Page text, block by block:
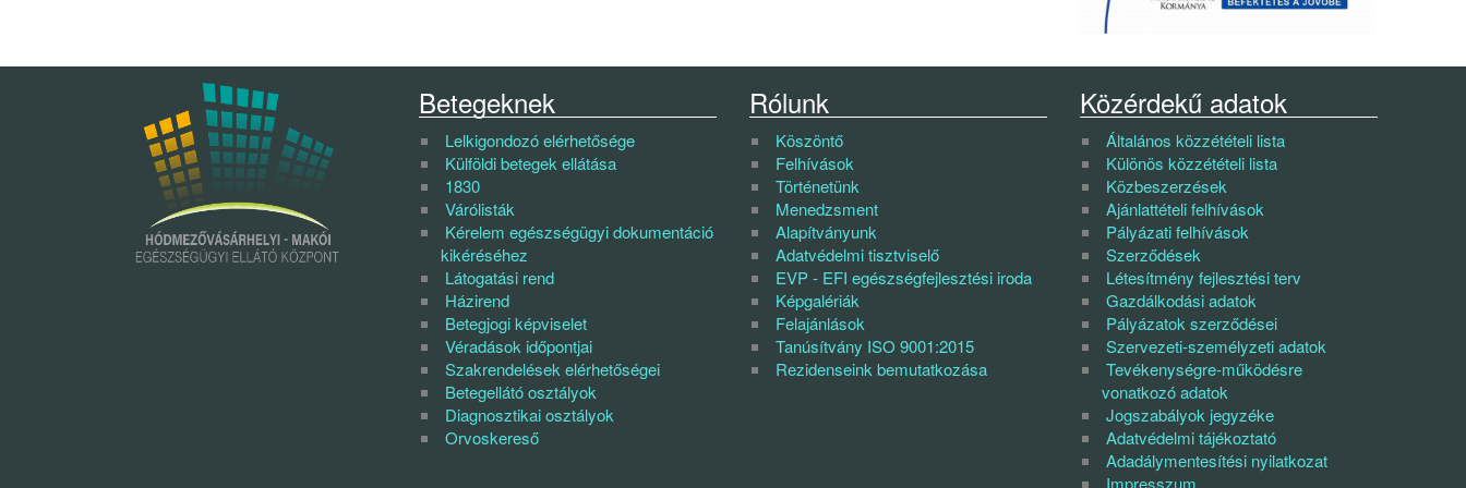
Betegeknek
Lelkigondozó elérhetősége
Külföldi betegek ellátása
1830
Várólisták
Kérelem egészségügyi dokumentáció
kikéréséhez
Látogatási rend
Házirend
Betegjogi képviselet
Véradások időpontjai
Szakrendelések elérhetőségei
Betegellátó osztályok
Diagnosztikai osztályok
Orvoskereső
Rólunk
Köszöntő
Felhívások
Történetünk
Menedzsment
Alapítványunk
Adatvédelmi tisztviselő
EVP - EFI egészségfejlesztési iroda
Képgalériák
Felajánlások
Tanúsítvány ISO 9001:2015
Rezidenseink bemutatkozása
Közérdekű adatok
Általános közzétételi lista
Különös közzétételi lista
Közbeszerzések
Ajánlattételi felhívások
Pályázati felhívások
Szerződések
Létesítmény fejlesztési terv
Gazdálkodási adatok
Pályázatok szerződései
Szervezeti-személyzeti adatok
Tevékenységre-működésre
vonatkozó adatok
Jogszabályok jegyzéke
Adatvédelmi tájékoztató
Adadálymentesítési nyilatkozat
Impresszum